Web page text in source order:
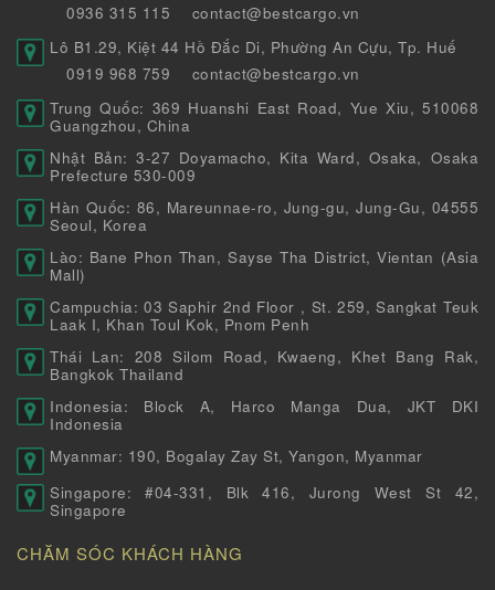
0936 315 115
contact@bestcargo.vn
Lô B1.29, Kiệt 44 Hồ Đắc Di, Phường An Cựu, Tp. Huế
0919 968 759
contact@bestcargo.vn
Trung Quốc: 369 Huanshi East Road, Yue Xiu, 510068
Guangzhou, China
Nhật Bản: 3-27 Doyamacho, Kita Ward, Osaka, Osaka
Prefecture 530-009
Hàn Quốc: 86, Mareunnae-ro, Jung-gu, Jung-Gu, 04555
Seoul, Korea
Lào: Bane Phon Than, Sayse Tha District, Vientan (Asia
Mall)
Campuchia: 03 Saphir 2nd Floor , St. 259, Sangkat Teuk
Laak I, Khan Toul Kok, Pnom Penh
Thái Lan: 208 Silom Road, Kwaeng, Khet Bang Rak,
Bangkok Thailand
Indonesia: Block A, Harco Manga Dua, JKT DKI
Indonesia
Myanmar: 190, Bogalay Zay St, Yangon, Myanmar
Singapore: #04-331, Blk 416, Jurong West St 42,
Singapore
CHĂM SÓC KHÁCH HÀNG